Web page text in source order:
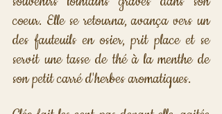
coeur. Elle se retourna, avança vers un
des fauteuils en osier, prit place et se
servit une tasse de thé à la menthe de
son petit carré d'herbes aromatiques.